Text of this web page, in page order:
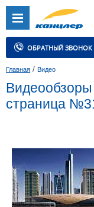
ОБРАТНЫЙ
Главная / Видео
страница